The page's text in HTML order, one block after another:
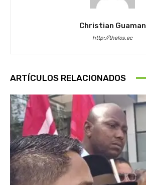
Christian Guaman
http://thelos.ec
ARTÍCULOS RELACIONADOS